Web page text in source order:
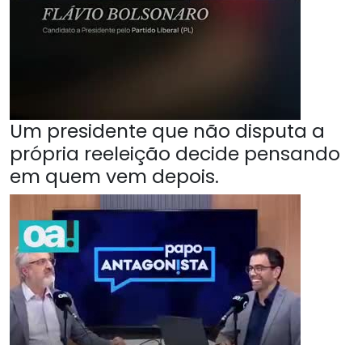
Um presidente que não disputa a
própria reeleição decide pensando
em quem vem depois.